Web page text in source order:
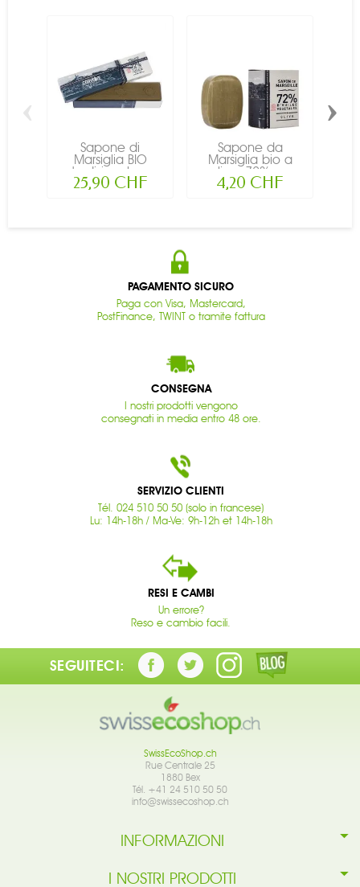
Sapone di
Marsiglia BIO
tradizionale...
25,90 CHF
Sapone da
Marsiglia bio a
oliva, 72% -...
4,20 CHF
‹ ›
PAGAMENTO SICURO
Paga con Visa, Mastercard,
PostFinance, TWINT o tramite fattura
CONSEGNA
I nostri prodotti vengono
consegnati in media entro 48 ore.
SERVIZIO CLIENTI
Tél. 024 510 50 50 (solo in francese)
Lu: 14h-18h / Ma-Ve: 9h-12h et 14h-18h
RESI E CAMBI
Un errore?
Reso e cambio facili.
SEGUITECI:
SwissEcoShop.ch
Rue Centrale 25
1880 Bex
Tél. +41 24 510 50 50
info@swissecoshop.ch
INFORMAZIONI
I NOSTRI PRODOTTI